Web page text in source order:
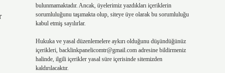
bulunmamaktadır. Ancak, üyelerimiz yazdıkları içeriklerin
sorumluluğunu taşımakta olup, siteye üye olarak bu sorumluluğu
kabul etmiş sayılırlar.
Hukuka ve yasal düzenlemelere aykırı olduğunu düşündüğünüz
içerikleri, backlinkpanelicomtr@gmail.comadresine bildirmeniz
halinde, ilgili içerikler yasal süre içerisinde sitemizden
kaldırılacaktır.